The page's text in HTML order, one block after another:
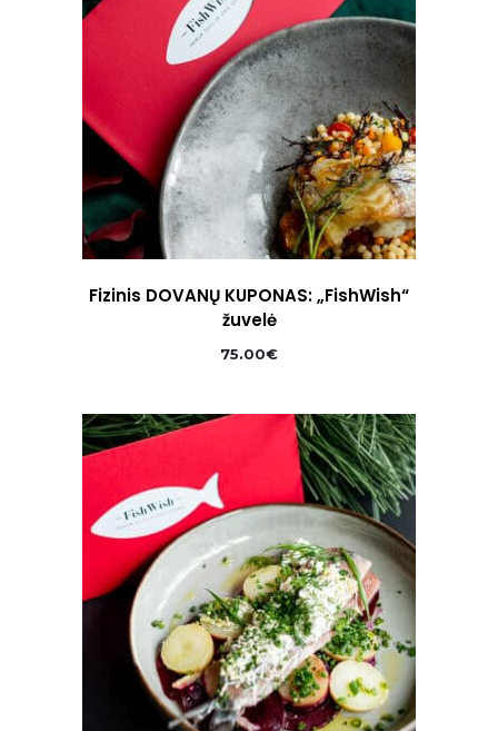
Fizinis DOVANŲ KUPONAS: „FishWish“
žuvelė
75.00€